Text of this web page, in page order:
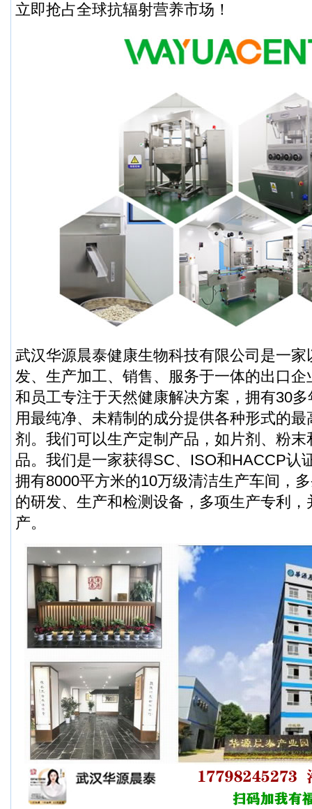
立即抢占全球抗辐射营养市场！
武汉华源晨泰健康生物科技有限公司是一
发、生产加工、销售、服务于一体的出口
和员工专注于天然健康解决方案，拥有30
用最纯净、未精制的成分提供各种形式的
剂。我们可以生产定制产品，如片剂、粉
品。我们是一家获得SC、ISO和HACCP认
拥有8000平方米的10万级清洁生产车间，
的研发、生产和检测设备，多项生产专利
产。